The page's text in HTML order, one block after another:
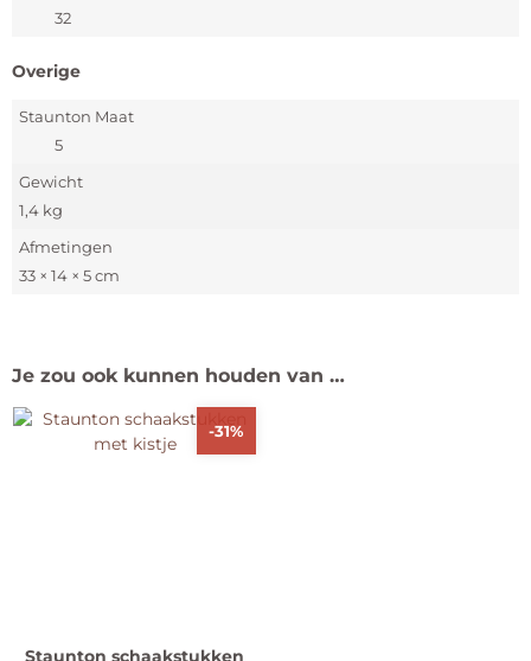
32
Overige
Staunton Maat
5
Gewicht
1,4 kg
Afmetingen
33 × 14 × 5 cm
Je zou ook kunnen houden van …
-31%
Staunton schaakstukken